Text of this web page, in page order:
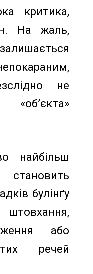
критика,
На жаль,
не
найбільш
булінґу
штовхання,
або
речей